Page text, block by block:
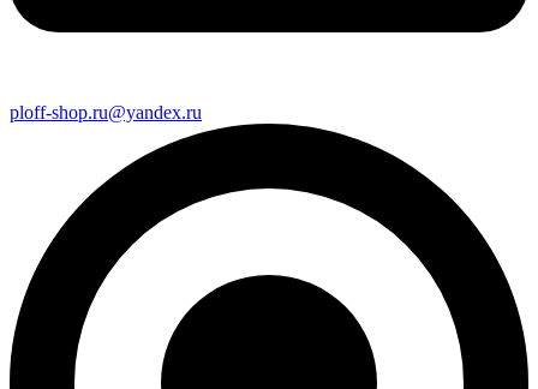
ploff-shop.ru@yandex.ru